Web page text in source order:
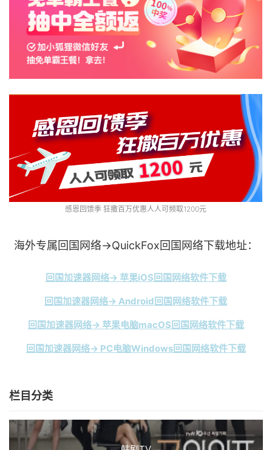
感恩回馈季 狂撒百万优惠人人可频取1200元
海外专属回国网络→QuickFox回国网络下载地址：
回国加速器网络→ 苹果iOS回国网络软件下载
回国加速器网络→ Android回国网络软件下载
回国加速器网络→ 苹果电脑macOS回国网络软件下载
回国加速器网络→ PC电脑Windows回国网络软件下载
栏目分类